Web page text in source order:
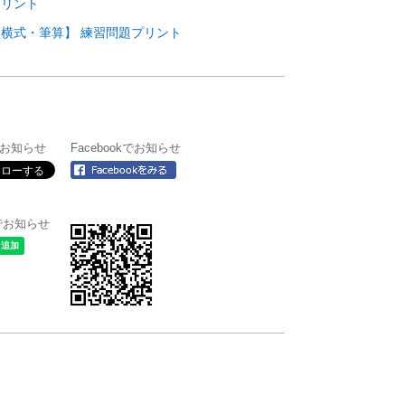
ント
式・筆算】 練習問題プリント
知らせ Facebookでお知らせ
お知らせ